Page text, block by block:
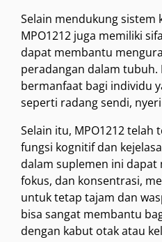
Selain mendukung sistem
MPO1212 juga memiliki
dapat membantu
peradangan dalam tubuh.
bermanfaat bagi individu
seperti radang sendi,
Selain itu, MPO1212
fungsi kognitif dan
dalam suplemen ini
fokus, dan konsentrasi,
untuk tetap tajam dan
bisa sangat membantu
dengan kabut otak atau